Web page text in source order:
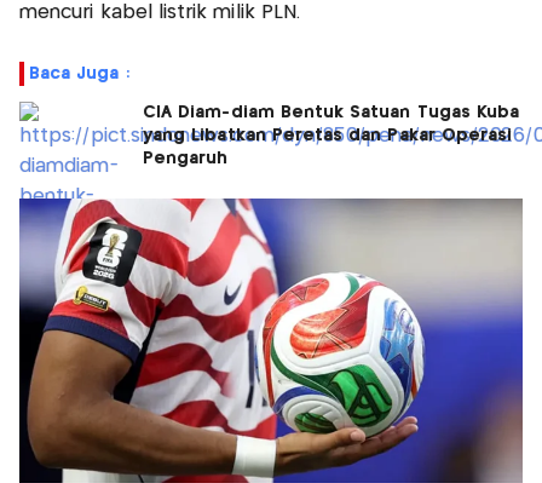
mencuri kabel listrik milik PLN.
Baca Juga :
CIA Diam-diam Bentuk Satuan Tugas Kuba
yang Libatkan Peretas dan Pakar Operasi
Pengaruh